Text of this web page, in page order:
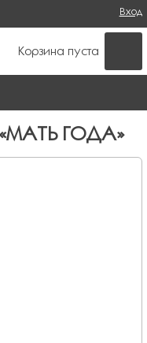
ФОРМА ПОИСКА
Вход
Корзина пуста
ГОДА»